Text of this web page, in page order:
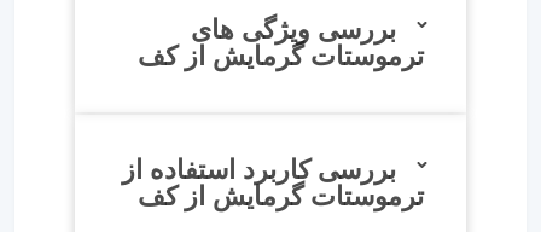
بررسی ویژگی های
ترموستات گرمایش از کف
بررسی کاربرد استفاده از
ترموستات گرمایش از کف